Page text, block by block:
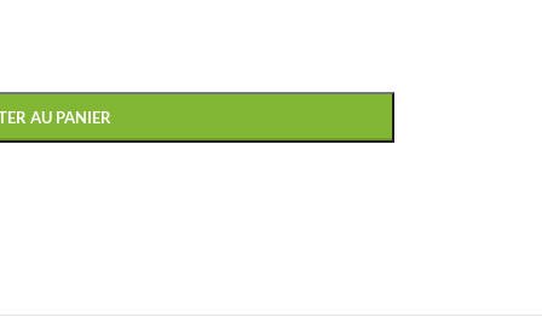
AU PANIER